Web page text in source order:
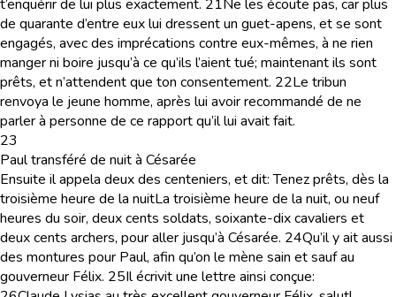
t’enquérir de lui plus exactement. 21Ne les écoute pas, car plus
de quarante d’entre eux lui dressent un guet-apens, et se sont
engagés, avec des imprécations contre eux-mêmes, à ne rien
manger ni boire jusqu’à ce qu’ils l’aient tué; maintenant ils sont
prêts, et n’attendent que ton consentement. 22Le tribun
renvoya le jeune homme, après lui avoir recommandé de ne
parler à personne de ce rapport qu’il lui avait fait.
23
Paul transféré de nuit à Césarée
Ensuite il appela deux des centeniers, et dit: Tenez prêts, dès la
troisième heure de la nuitLa troisième heure de la nuit, ou neuf
heures du soir, deux cents soldats, soixante-dix cavaliers et
deux cents archers, pour aller jusqu’à Césarée. 24Qu’il y ait aussi
des montures pour Paul, afin qu’on le mène sain et sauf au
gouverneur Félix. 25Il écrivit une lettre ainsi conçue: